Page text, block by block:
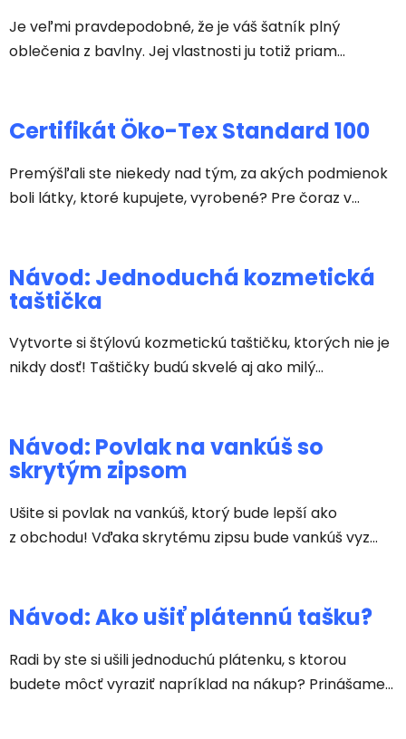
Je veľmi pravdepodobné, že je váš šatník plný
oblečenia z bavlny. Jej vlastnosti ju totiž priam...
Certifikát Öko-Tex Standard 100
Premýšľali ste niekedy nad tým, za akých podmienok
boli látky, ktoré kupujete, vyrobené? Pre čoraz v...
Návod: Jednoduchá kozmetická
taštička
Vytvorte si štýlovú kozmetickú taštičku, ktorých nie je
nikdy dosť! Taštičky budú skvelé aj ako milý...
Návod: Povlak na vankúš so
skrytým zipsom
Ušite si povlak na vankúš, ktorý bude lepší ako
z obchodu! Vďaka skrytému zipsu bude vankúš vyz...
Návod: Ako ušiť plátennú tašku?
Radi by ste si ušili jednoduchú plátenku, s ktorou
budete môcť vyraziť napríklad na nákup? Prinášame...